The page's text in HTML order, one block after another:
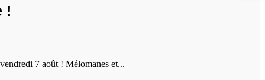
!
7 août ! Mélomanes et...